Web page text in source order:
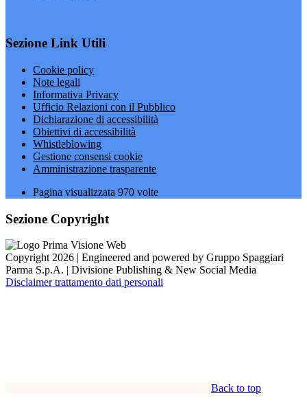
Sezione Link Utili
Cookie policy
Note legali
Informativa Privacy
Ufficio Relazioni con il Pubblico
Dichiarazione di accessibilità
Obiettivi di accessibilità
Whistleblowing
Gestione consensi cookie
Amministrazione trasparente
Pagina visualizzata 970 volte
Sezione Copyright
Copyright 2026 | Engineered and powered by Gruppo Spaggiari
Parma S.p.A. | Divisione Publishing & New Social Media
Disclaimer trattamento dati personali
Back to top